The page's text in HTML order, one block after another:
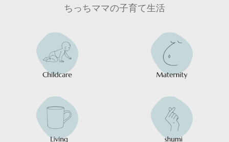
ちっちママの子育て生活